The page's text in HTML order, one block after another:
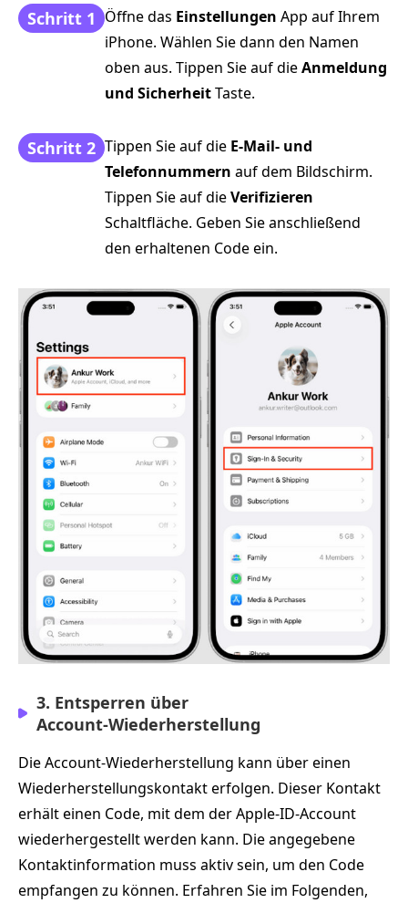
Schritt 1 Öffne das Einstellungen App auf Ihrem
iPhone. Wählen Sie dann den Namen
oben aus. Tippen Sie auf dieAnmeldung
und SicherheitTaste.
Schritt 2 Tippen Sie auf die E-Mail- und
Telefonnummern auf dem Bildschirm.
Tippen Sie auf dieVerifizieren
Schaltfläche. Geben Sie anschließend
den erhaltenen Code ein.
3. Entsperren über
Account‑Wiederherstellung
Die Account‑Wiederherstellung kann über einen
Wiederherstellungskontakt erfolgen. Dieser Kontakt
erhält einen Code, mit dem der Apple‑ID‑Account
wiederhergestellt werden kann. Die angegebene
Kontaktinformation muss aktiv sein, um den Code
empfangen zu können. Erfahren Sie im Folgenden,